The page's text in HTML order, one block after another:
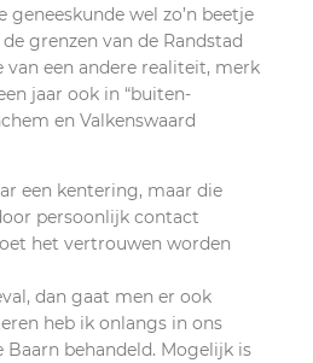
wel zo’n beetje
grenzen van de Randstad
een andere realiteit, merk
jaar ook in “buiten-
en Valkenswaard
een kentering, maar die
persoonlijk contact
het vertrouwen worden
dan gaat men er ook
heb ik onlangs in ons
Baarn behandeld. Mogelijk is